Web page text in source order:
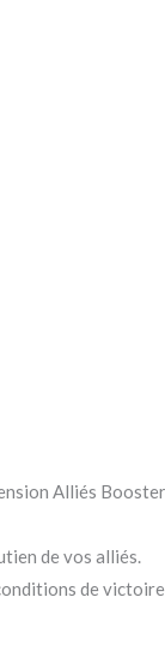
Alliés
de vos alliés.
de